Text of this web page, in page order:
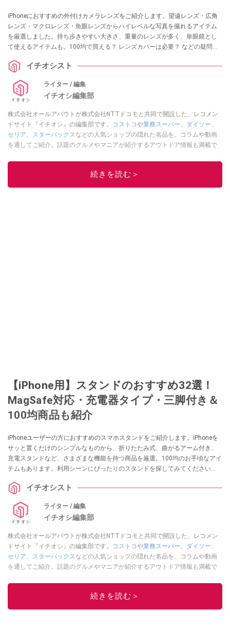
iPhoneにおすすめの外付けカメラレンズをご紹介します。望遠レンズ・広角
レンズ・マクロレンズ・魚眼レンズからハイレベルな写真を撮れるアイテム
を厳選しました。持ち歩きやすい大きさ、重量のレンズが多く、単眼鏡とし
て使えるアイテムも。100均で買える？ レンズカバーは必要？ などの疑問に
イチオシスト
ライター / 編集
イチオシ編集部
株式会社オールアバウトが株式会社NTTドコモと共同で開設した、レコメン
ドサイト『イチオシ』の編集部です。
コストコや業務スーパー ダイソー
セリア
スターバックス などの人気ショップの隠れた名品を、コラムや動画
を通してご紹介。話題のグルメやマニアが紹介するアウトドア情報も満載で
レビューしています。毎日トレンド情報をお届けしているので、ぜひ
してください！続きを読む＞
【iPhone用】スタンドのおすすめ32選！
MagSafe対応・充電器タイプ・三脚付き＆
100均商品も紹介
iPhoneユーザーの方におすすめのスマホスタンドをご紹介します。iPhoneを
サッと置くだけのシンプルなものから、折りたたみ式、曲がるアーム付き、
充電スタンドなど、さまざまな機能を持つ商品を厳選。100均のお手頃なアイ
テムもあります。利用シーンにぴったりのスタンドを探してみてください
イチオシスト
ライター / 編集
イチオシ編集部
株式会社オールアバウトが株式会社NTTドコモと共同で開設した、レコメン
ドサイト『イチオシ』の編集部です。
コストコや業務スーパー ダイソー
セリア
スターバックス などの人気ショップの隠れた名品を、コラムや動画
を通してご紹介。話題のグルメやマニアが紹介するアウトドア情報も満載で
レビューしています。毎日トレンド情報をお届けしているので、ぜひ
してください！続きを読む＞